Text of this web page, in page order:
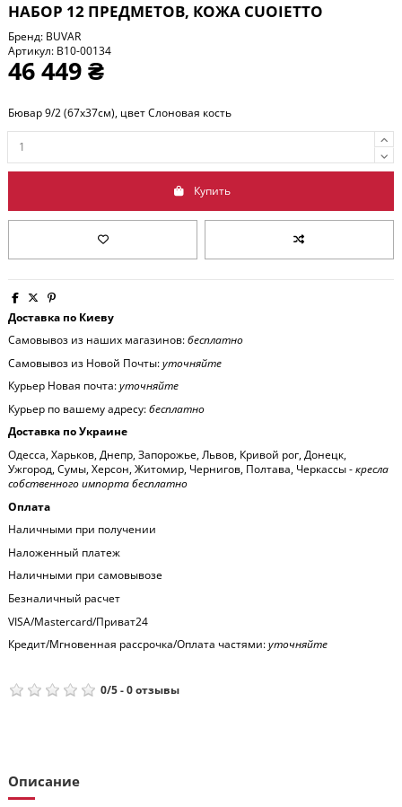
НАБОР 12 ПРЕДМЕТОВ, КОЖА СUOIETTO
Бренд: BUVAR
Артикул: B10-00134
46 449 ₴
Бювар 9/2 (67x37см), цвет Слоновая кость
Купить
Доставка по Киеву
Самовывоз из наших магазинов:бесплатно
Самовывоз из Новой Почты:уточняйте
Курьер Новая почта:уточняйте
Курьер по вашему адресу:бесплатно
Доставка по Украине
Одесса, Харьков, Днепр, Запорожье, Львов, Кривой рог, Донецк,
Ужгород, Сумы, Херсон, Житомир, Чернигов, Полтава, Черкассы -кресла
собственного импорта бесплатно
Оплата
Наличными при получении
Наложенный платеж
Наличными при самовывозе
Безналичный расчет
VISA/Mastercard/Приват24
Кредит/Мгновенная рассрочка/Оплата частями:уточняйте
0/5-0отзывы
Описание